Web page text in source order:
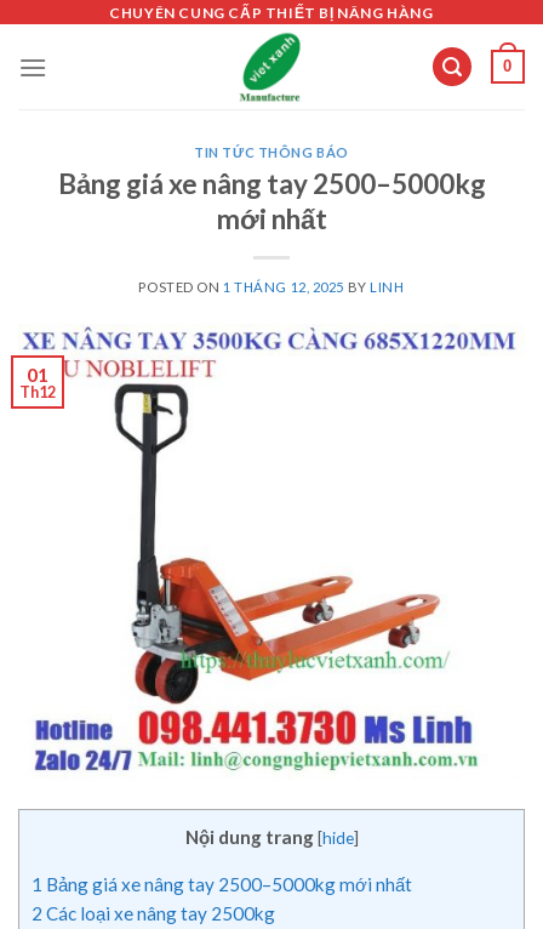
content
CHUYÊN CUNG CẤP THIẾT BỊ NÂNG HÀNG
0
TIN TỨC THÔNG BÁO
Bảng giá xe nâng tay 2500–5000kg
mới nhất
POSTED ON 1 THÁNG 12, 2025 BYLINH
01
Th12
Nội dung trang [hide]
1 Bảng giá xe nâng tay 2500–5000kg mới nhất
2 Các loại xe nâng tay 2500kg